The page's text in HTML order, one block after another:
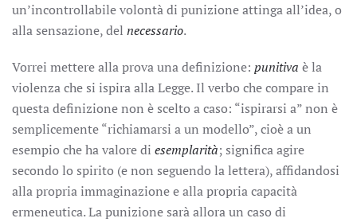
un’incontrollabile volontà di punizione attinga all’idea, o
alla sensazione, del necessario.
Vorrei mettere alla prova una definizione: punitiva è la
violenza che si ispira alla Legge. Il verbo che compare in
questa definizione non è scelto a caso: “ispirarsi a” non è
semplicemente “richiamarsi a un modello”, cioè a un
esempio che ha valore di esemplarità; significa agire
secondo lo spirito (e non seguendo la lettera), affidandosi
alla propria immaginazione e alla propria capacità
ermeneutica. La punizione sarà allora un caso di